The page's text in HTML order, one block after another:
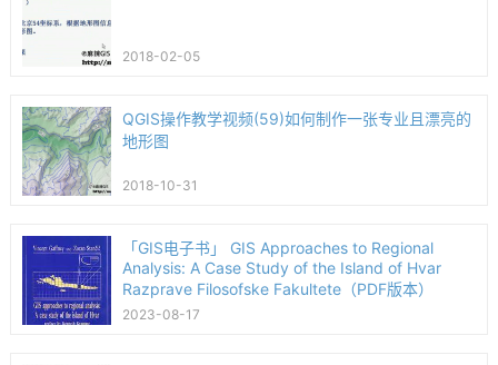
2018-02-05
QGIS操作教学视频(59)如何制作一张专业且漂亮的
地形图
2018-10-31
「GIS电子书」 GIS Approaches to Regional
Analysis: A Case Study of the Island of Hvar
Razprave Filosofske Fakultete（PDF版本）
2023-08-17